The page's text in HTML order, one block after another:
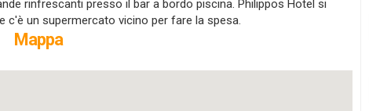
rinfrescanti presso il bar a bordo piscina. Philippos Hotel si
c'è un supermercato vicino per fare la spesa.
Mappa